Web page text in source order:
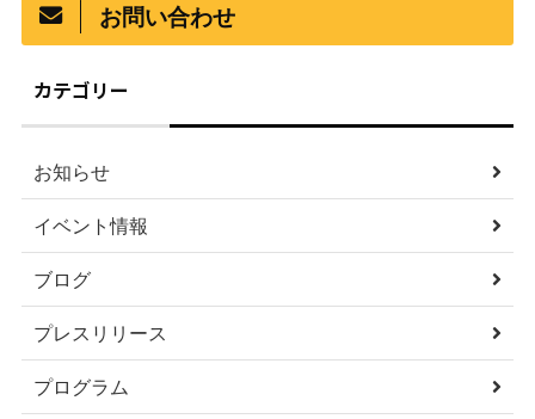
お問い合わせ
カテゴリー
お知らせ
イベント情報
ブログ
プレスリリース
プログラム